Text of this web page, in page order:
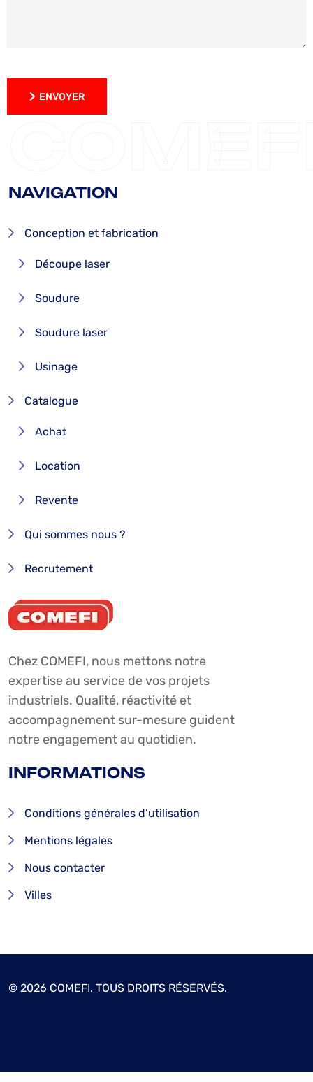
ENVOYER
NAVIGATION
Conception et fabrication
Découpe laser
Soudure
Soudure laser
Usinage
Catalogue
Achat
Location
Revente
Qui sommes nous ?
Recrutement
Chez COMEFI, nous mettons notre
expertise au service de vos projets
industriels. Qualité, réactivité et
accompagnement sur-mesure guident
notre engagement au quotidien.
INFORMATIONS
Conditions générales d’utilisation
Mentions légales
Nous contacter
Villes
© 2026 COMEFI. TOUS DROITS RÉSERVÉS.